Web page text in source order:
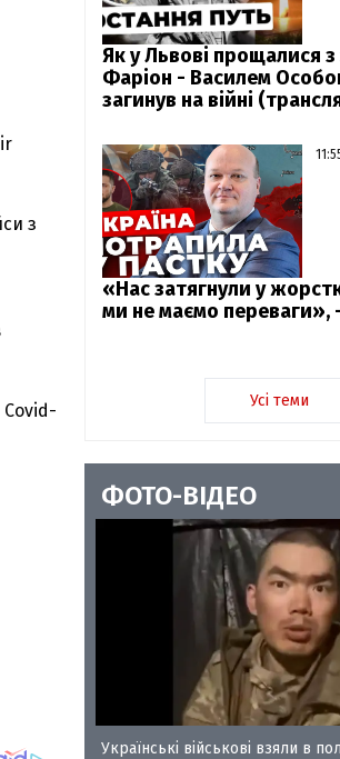
з
Covid-
Як у Львові прощалися з
Фаріон - Василем
загинув на війні
«Нас затягнули у
ми не маємо переваги»,
Усі теми
ФОТО-ВІДЕО
35
Українські військові взяли в